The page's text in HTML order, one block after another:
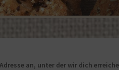
an, unter der wir dich